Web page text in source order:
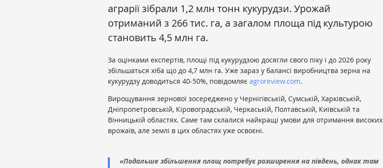
аграрії зібрали 1,2 млн тонн кукурудзи. Урожай
отриманий з 266 тис. га, а загалом площа під культурою
становить 4,5 млн га.
За оцінками експертів, площі під кукурудзою досягли свого піку і до 2026 року
збільшаться хіба що до 4,7 млн га. Уже зараз у балансі виробництва зерна на
кукурудзу доводиться 40-50%, повідомляє agroreview.com.
Вирощування зернової зосереджено у Чернігівській, Сумській, Харківській,
Дніпропетровській, Кіровоградській, Черкаській, Полтавській, Київській та
Вінницькій областях. Саме там склалися найкращі умови для отримання високих
врожаїв, але землі в цих областях уже освоєні.
«Подальше збільшення площ потребує розширення на південь, однак там